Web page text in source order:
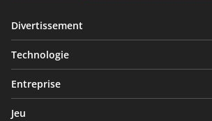
Divertissement
Technologie
Entreprise
Jeu